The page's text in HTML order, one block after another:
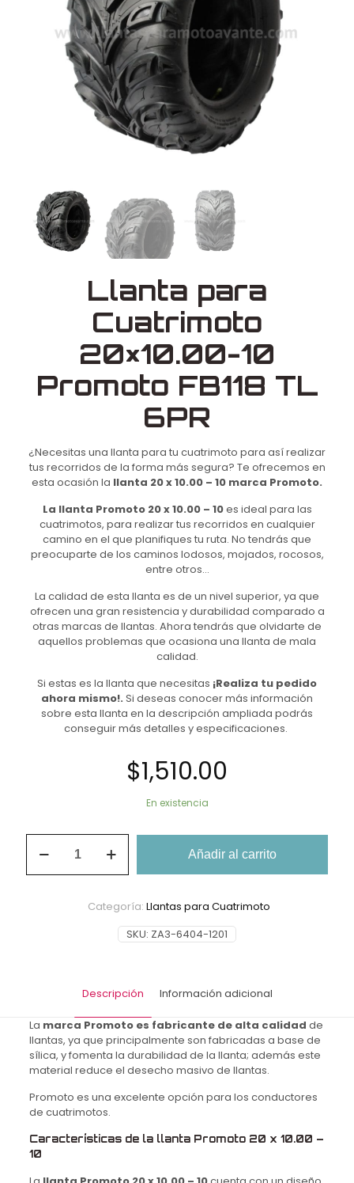
Llanta para
Cuatrimoto
20×10.00-10
Promoto FB118 TL
6PR
¿Necesitas una llanta para tu cuatrimoto para así realizar
tus recorridos de la forma más segura? Te ofrecemos en
esta ocasión la llanta 20 x 10.00 – 10 marca Promoto.
La llanta Promoto 20 x 10.00 – 10es ideal para las
cuatrimotos, para realizar tus recorridos en cualquier
camino en el que planifiques tu ruta. No tendrás que
preocuparte de los caminos lodosos, mojados, rocosos,
entre otros…
La calidad de esta llanta es de un nivel superior, ya que
ofrecen una gran resistencia y durabilidad comparado a
otras marcas de llantas. Ahora tendrás que olvidarte de
aquellos problemas que ocasiona una llanta de mala
calidad.
Si estas es la llanta que necesitas ¡Realiza tu pedido
ahora mismo!. Si deseas conocer más información
sobre esta llanta en la descripción ampliada podrás
conseguir más detalles y especificaciones.
$1,510.00
En existencia
para
Añadir al carrito
SKU: ZA3-6404-1201
Categoría: Llantas para Cuatrimoto
Descripción Información adicional
La marca Promoto es fabricante de alta calidad de
llantas, ya que principalmente son fabricadas a base de
sílica, y fomenta la durabilidad de la llanta; además este
material reduce el desecho masivo de llantas.
Promoto es una excelente opción para los conductores
de cuatrimotos.
Características de la llanta Promoto 20 x 10.00 –
10